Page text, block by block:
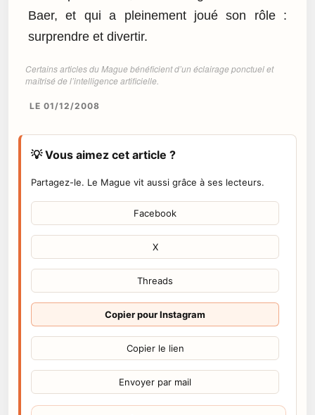
Baer, et qui a pleinement joué son rôle :
surprendre et divertir.
Certains articles du Mague bénéficient d’un éclairage ponctuel et
maîtrisé de l’intelligence artificielle.
LE 01/12/2008
💡 Vous aimez cet article ?
Partagez-le. Le Mague vit aussi grâce à ses lecteurs.
Facebook
X
Threads
Copier pour Instagram
Copier le lien
Envoyer par mail